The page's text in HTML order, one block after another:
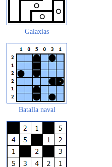
Galaxias
Batalla naval